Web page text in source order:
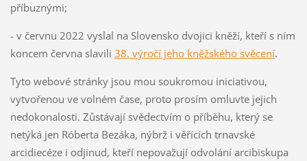
příbuznými;
- v červnu 2022 vyslal na Slovensko dvojici kněží, kteří s ním
koncem června slavili 38. výročí jeho kněžského svěcení.
Tyto webové stránky jsou mou soukromou iniciativou,
vytvořenou ve volném čase, proto prosím omluvte jejich
nedokonalosti. Zůstávají svědectvím o příběhu, který se
netýká jen Róberta Bezáka, nýbrž i věřících trnavské
arcidiecéze i odjinud, kteří nepovažují odvolání arcibiskupa